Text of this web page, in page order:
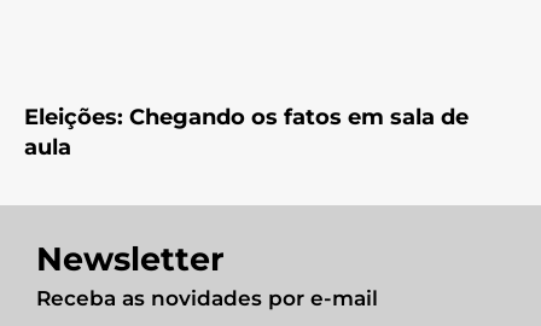
Eleições: Chegando os fatos em sala de
aula
Newsletter
Receba as novidades por e-mail